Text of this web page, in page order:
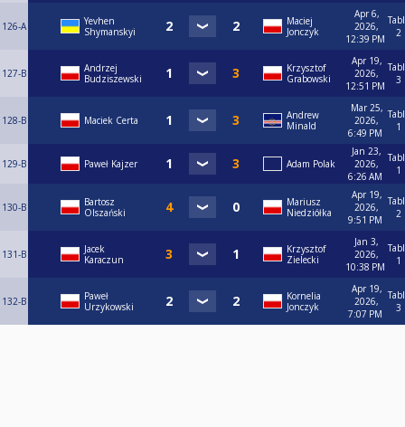
126-A
Yevhen
Shymanskyi
Maciej
Jonczyk
Apr 6,
2026,
12:39 PM
2
127-B
Andrzej
Budziszewski
Krzysztof
Grabowski
Apr 19,
2026,
12:51 PM
3
128-B Maciek Certa
Andrew
Minald
Mar 25,
2026,
6:49 PM
1
129-B Paweł Kajzer Adam Polak
Jan 23,
2026,
6:26 AM
1
130-B
Bartosz
Olszański
Mariusz
Niedziółka
Apr 19,
2026,
9:51 PM
2
131-B
Jacek
Karaczun
Krzysztof
Zielecki
Jan 3,
2026,
10:38 PM
1
132-B
Paweł
Urzykowski
Kornelia
Jonczyk
Apr 19,
2026,
7:07 PM
3